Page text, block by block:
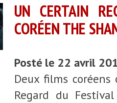
UN CERTAIN
CORÉEN THE
Posté le 22 avril
Deux films
Regard du